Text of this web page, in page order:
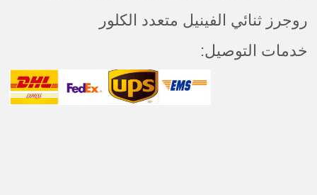
روجرز ثنائي الفينيل متعدد الكلور
خدمات التوصيل: